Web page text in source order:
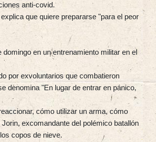
anti-covid.
que quiere prepararse "para el peor
en un entrenamiento militar en el
por exvoluntarios que combatieron
denomina "En lugar de entrar en pánico,
cómo utilizar un arma, cómo
excomandante del polémico batallón
copos de nieve.